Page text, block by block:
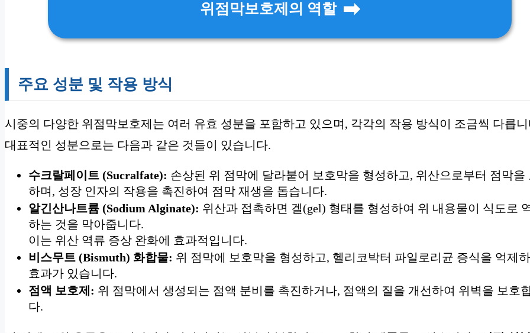
위점막보호제의 역할
주요 성분 및 작용 방식
시중의 다양한 위점막보호제는 여러 유효 성분을 포함하고 있으며, 각각의 작용 방식이 조금씩 다릅니
대표적인 성분으로는 다음과 같은 것들이 있습니다.
수크랄페이트 (Sucralfate): 손상된 위 점막에 달라붙어 보호막을 형성하고, 위산으로부터 점막을
하며, 성장 인자의 작용을 촉진하여 점막 재생을 돕습니다.
알긴산나트륨 (Sodium Alginate): 위산과 접촉하면 겔(gel) 형태를 형성하여 위 내용물이 식도로
하는 것을 막아줍니다.
이는 위산 역류 증상 완화에 효과적입니다.
비스무트 (Bismuth) 화합물: 위 점막에 보호막을 형성하고, 헬리코박터 파일로리균 증식을 억제
효과가 있습니다.
점액 보호제: 위 점막에서 생성되는 점액 분비를 촉진하거나, 점액의 질을 개선하여 위벽을 보호
다.